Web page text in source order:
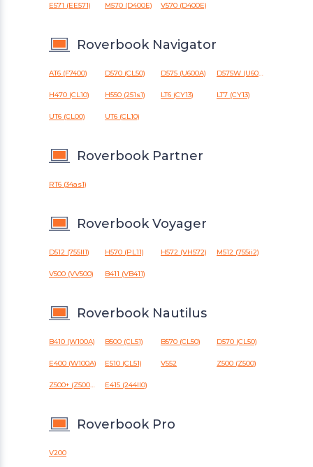
E571 (EE571) M570 (D400E) V570 (D400E)
Roverbook Navigator
AT6 (F7400) D570 (CL50) D575 (U600A) D575W (U600A)
H470 (CL10) H550 (251s1) LT6 (CY13) LT7 (CY13)
UT6 (CL00) UT6 (CL10)
Roverbook Partner
RT6 (34as1)
Roverbook Voyager
D512 (755II1) H570 (PL11) H572 (VH572) M512 (755ii2)
V500 (VV500) B411 (VB411)
Roverbook Nautilus
B410 (W100A) B500 (CL51) B570 (CL50) D570 (CL50)
E400 (W100A) E510 (CL51) V552 Z500 (Z500)
Z500+ (Z500N) E415 (244II0)
Roverbook Pro
V200